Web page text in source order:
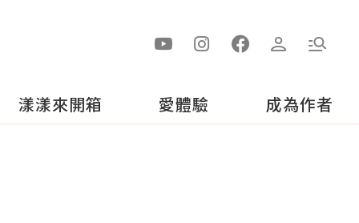
漾漾來開箱 愛體驗 成為作者